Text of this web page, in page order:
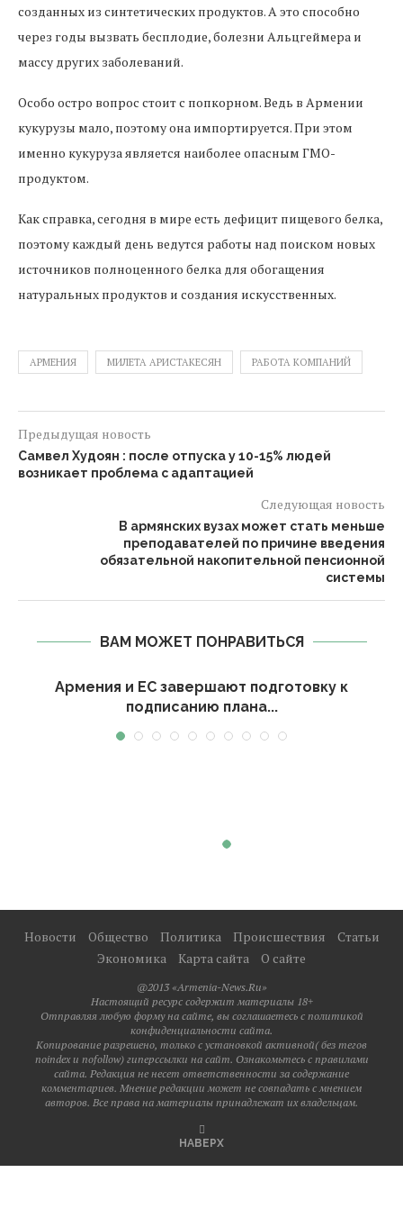
созданных из синтетических продуктов. А это способно
через годы вызвать бесплодие, болезни Альцгеймера и
массу других заболеваний.
Особо остро вопрос стоит с попкорном. Ведь в Армении
кукурузы мало, поэтому она импортируется. При этом
именно кукуруза является наиболее опасным ГМО-
продуктом.
Как справка, сегодня в мире есть дефицит пищевого белка,
поэтому каждый день ведутся работы над поиском новых
источников полноценного белка для обогащения
натуральных продуктов и создания искусственных.
АРМЕНИЯ МИЛЕТА АРИСТАКЕСЯН РАБОТА КОМПАНИЙ
Предыдущая новость
Самвел Худоян : после отпуска у 10-15% людей
возникает проблема с адаптацией
Следующая новость
В армянских вузах может стать меньше
преподавателей по причине введения
обязательной накопительной пенсионной
системы
ВАМ МОЖЕТ ПОНРАВИТЬСЯ
Армения и ЕС завершают подготовку к
подписанию плана...
Новости Общество Политика Происшествия
Статьи
Экономика
Карта сайта О сайте
@2013 «Armenia-News.Ru»
Настоящий ресурс содержит материалы 18+
Отправляя любую форму на сайте, вы соглашаетесь с политикой
конфиденциальности сайта.
Копирование разрешено, только с установкой активной( без тегов
noindex и nofollow) гиперссылки на сайт. Ознакомьтесь с правилами
сайта. Редакция не несет ответственности за содержание
комментариев. Мнение редакции может не совпадать с мнением
авторов. Все права на материалы принадлежат их владельцам.
НАВЕРХ